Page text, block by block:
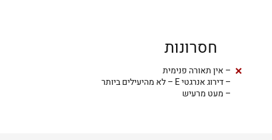
חסרונות
– אין תאורה פנימית
– דירוג אנרגטי E – לא מהיעילים ביותר
– מעט מרעיש